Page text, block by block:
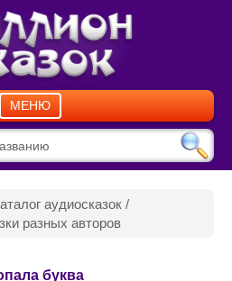
МЕНЮ
аудиосказок /
разных авторов
буква